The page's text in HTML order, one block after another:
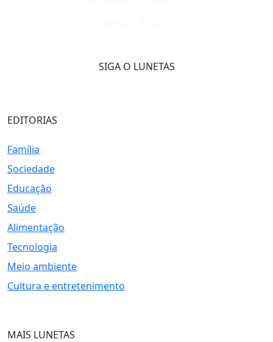
SIGA O LUNETAS
EDITORIAS
Família
Sociedade
Educação
Saúde
Alimentação
Tecnologia
Meio ambiente
Cultura e entretenimento
MAIS LUNETAS